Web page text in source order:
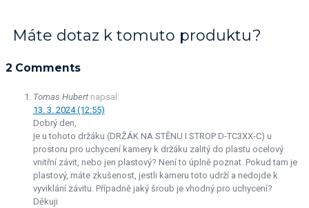
Máte dotaz k tomuto produktu?
2 Comments
Tomas Hubert napsal:
13. 3. 2024 (12:55)
Dobrý den,
je u tohoto držáku (DRŽÁK NA STĚNU I STROP D-TC3XX-C) u
prostoru pro uchycení kamery k držáku zalitý do plastu ocelový
vnitřní závit, nebo jen plastový? Není to úplně poznat. Pokud tam je
plastový, máte zkušenost, jestli kameru toto udrží a nedojde k
vyviklání závitu. Případně jaký šroub je vhodný pro uchycení?
Děkuji